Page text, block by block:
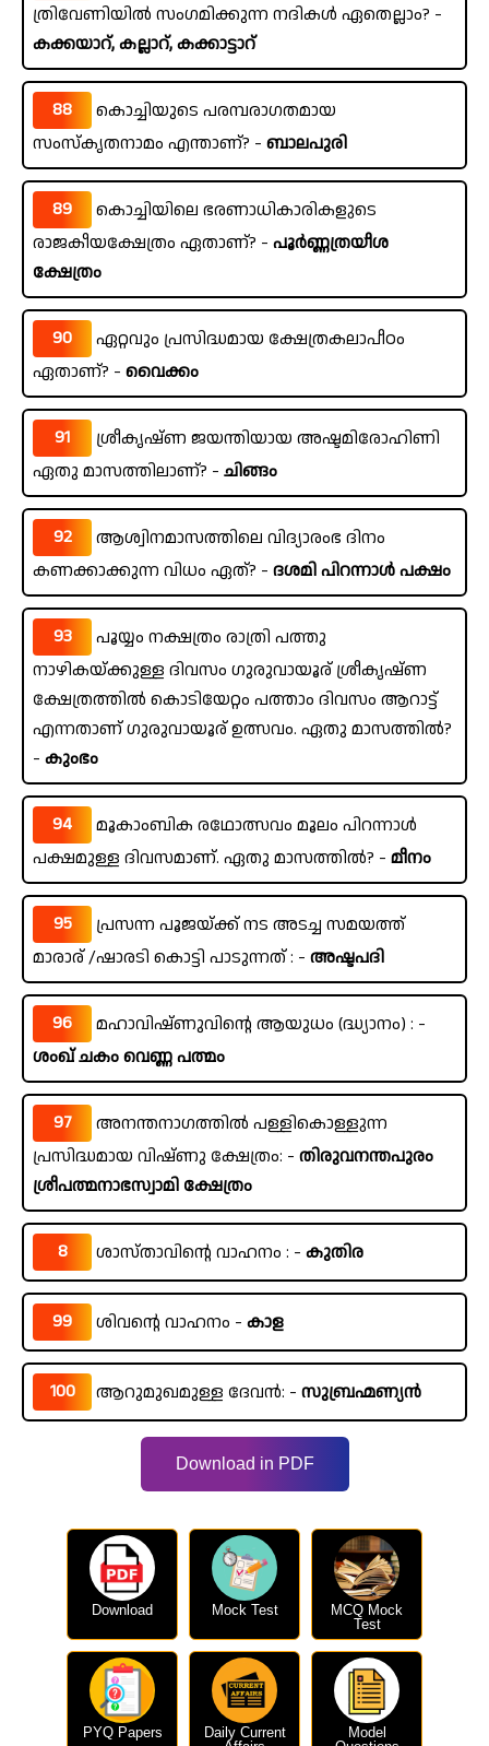
ത്രിവേണിയിൽ സംഗമിക്കുന്ന നദികൾ ഏതെല്ലാം? -
കക്കയാറ്, കല്ലാറ്, കക്കാട്ടാറ്
88
കൊച്ചിയുടെ പരമ്പരാഗതമായ
സംസ്കൃതനാമം എന്താണ്? - ബാലപുരി
89
കൊച്ചിയിലെ ഭരണാധികാരികളുടെ
രാജകീയക്ഷേത്രം ഏതാണ്? - പൂർണ്ണത്രയീശ
ക്ഷേത്രം
90
ഏറ്റവും പ്രസിദ്ധമായ ക്ഷേത്രകലാപീഠം
ഏതാണ്? - വൈക്കം
91
ശ്രീകൃഷ്ണ ജയന്തിയായ അഷ്ടമിരോഹിണി
ഏതു മാസത്തിലാണ്? - ചിങ്ങം
92
ആശ്വിനമാസത്തിലെ വിദ്യാരംഭ ദിനം
കണക്കാക്കുന്ന വിധം ഏത്? - ദശമി പിറന്നാൾ പക്ഷം
93
പൂയ്യം നക്ഷത്രം രാത്രി പത്തു
നാഴികയ്ക്കുള്ള ദിവസം ഗുരുവായൂര് ശ്രീകൃഷ്ണ
ക്ഷേത്രത്തിൽ കൊടിയേറ്റം പത്താം ദിവസം ആറാട്ട്
എന്നതാണ് ഗുരുവായൂര് ഉത്സവം. ഏതു മാസത്തിൽ?
- കുംഭം
94
മൂകാംബിക രഥോത്സവം മൂലം പിറന്നാൾ
പക്ഷമുള്ള ദിവസമാണ്. ഏതു മാസത്തിൽ? - മീനം
95
പ്രസന്ന പൂജയ്ക്ക് നട അടച്ച സമയത്ത്
മാരാര് /ഷാരടി കൊട്ടി പാടുന്നത് : - അഷ്ടപദി
96
മഹാവിഷ്ണുവിന്റെ ആയുധം (ദ്ധ്യാനം) : -
ശംഖ് ചകം വെണ്ണ പത്മം
97
അനന്തനാഗത്തിൽ പള്ളികൊള്ളുന്ന
പ്രസിദ്ധമായ വിഷ്ണു ക്ഷേത്രം: - തിരുവനന്തപുരം
ശ്രീപത്മനാഭസ്വാമി ക്ഷേത്രം
8 ശാസ്താവിന്റെ വാഹനം : - കുതിര
99 ശിവന്റെ വാഹനം - കാള
100 ആറുമുഖമുള്ള ദേവൻ: - സുബ്രഹ്മണ്യൻ
Download in PDF
Download Mock Test
MCQ Mock
Test
PYQ Papers
Daily Current
Model